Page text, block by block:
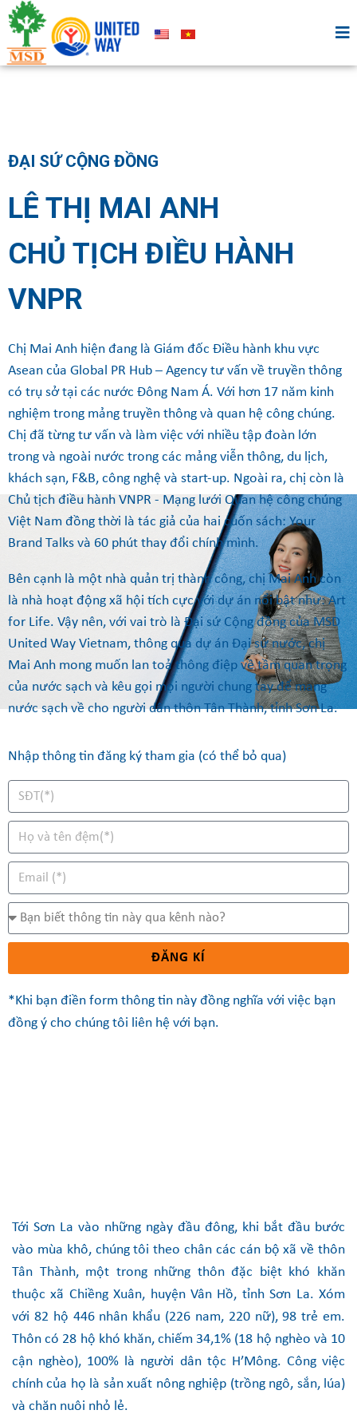
ĐẠI SỨ CỘNG ĐỒNG
LÊ THỊ MAI ANH
CHỦ TỊCH ĐIỀU HÀNH
VNPR
Chị Mai Anh hiện đang là Giám đốc Điều hành khu vực
Asean của Global PR Hub – Agency tư vấn về truyền thông
có trụ sở tại các nước Đông Nam Á. Với hơn 17 năm kinh
nghiệm trong mảng truyền thông và quan hệ công chúng.
Chị đã từng tư vấn và làm việc với nhiều tập đoàn lớn
trong và ngoài nước trong các mảng viễn thông, du lịch,
khách sạn, F&B, công nghệ và start-up. Ngoài ra, chị còn là
Chủ tịch điều hành VNPR - Mạng lưới Quan hệ công chúng
Việt Nam đồng thời là tác giả của hai cuốn sách: Your
Brand Talks và 60 phút thay đổi chính mình.
Bên cạnh là một nhà quản trị thành công, chị Mai Anh còn
là nhà hoạt động xã hội tích cực với dự án nổi bật như: Art
for Life. Vậy nên, với vai trò là Đại sứ Cộng đồng của MSD
United Way Vietnam, thông qua dự án Đại sứ nước, chị
Mai Anh mong muốn lan toả thông điệp về tầm quan trọng
của nước sạch và kêu gọi mọi người chung tay để mang
nước sạch về cho người dân thôn Tân Thành, tỉnh Sơn La.
Nhập thông tin đăng ký tham gia (có thể bỏ qua)
ĐĂNG KÍ
*Khi bạn điền form thông tin này đồng nghĩa với việc bạn
đồng ý cho chúng tôi liên hệ với bạn.
Tới Sơn La vào những ngày đầu đông, khi bắt đầu bước
vào mùa khô, chúng tôi theo chân các cán bộ xã về thôn
Tân Thành, một trong những thôn đặc biệt khó khăn
thuộc xã Chiềng Xuân, huyện Vân Hồ, tỉnh Sơn La. Xóm
với 82 hộ 446 nhân khẩu (226 nam, 220 nữ), 98 trẻ em.
Thôn có 28 hộ khó khăn, chiếm 34,1% (18 hộ nghèo và 10
cận nghèo), 100% là người dân tộc H’Mông. Công việc
chính của họ là sản xuất nông nghiệp (trồng ngô, sắn, lúa)
và chăn nuôi nhỏ lẻ.